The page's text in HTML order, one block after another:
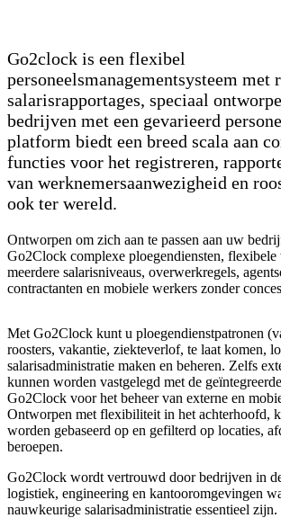
Go2clock is een flexibel
personeelsmanagementsysteem met
salarisrapportages, speciaal
bedrijven met een gevarieerd
platform biedt een breed scala aan
functies voor het registreren,
van werknemersaanwezigheid en
ook ter wereld.
Ontworpen om zich aan te passen aan uw
Go2Clock complexe ploegendiensten,
meerdere salarisniveaus, overwerkregels,
contractanten en mobiele werkers zonder
Met Go2Clock kunt u ploegendienstpatronen
roosters, vakantie, ziekteverlof, te laat komen,
salarisadministratie maken en beheren. Zelfs
kunnen worden vastgelegd met de
Go2Clock voor het beheer van externe en
Ontworpen met flexibiliteit in het achterhoofd,
worden gebaseerd op en gefilterd op locaties,
beroepen.
Go2Clock wordt vertrouwd door bedrijven in
logistiek, engineering en kantooromgevingen
nauwkeurige salarisadministratie essentieel zijn.